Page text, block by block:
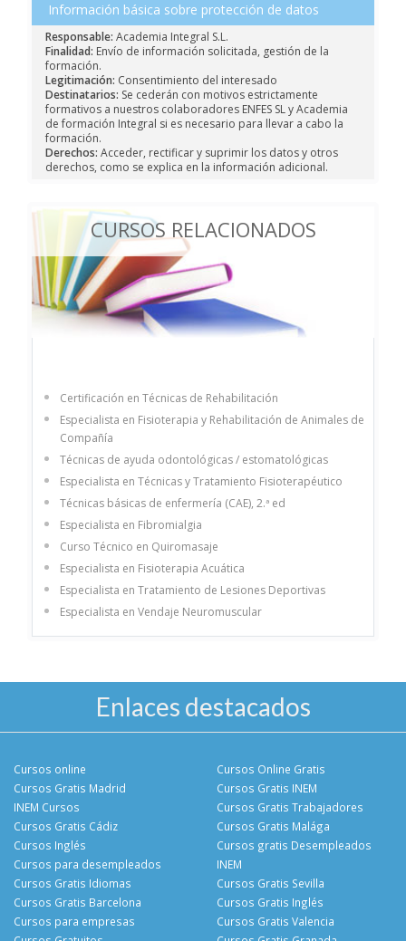
Información básica sobre protección de datos
Responsable: Academia Integral S.L.
Finalidad: Envío de información solicitada, gestión de la
formación.
Legitimación: Consentimiento del interesado
Destinatarios: Se cederán con motivos estrictamente
formativos a nuestros colaboradores ENFES SL y Academia
de formación Integral si es necesario para llevar a cabo la
formación.
Derechos: Acceder, rectificar y suprimir los datos y otros
derechos, como se explica en la información adicional.
CURSOS RELACIONADOS
Certificación en Técnicas de Rehabilitación
Especialista en Fisioterapia y Rehabilitación de Animales de
Compañía
Técnicas de ayuda odontológicas / estomatológicas
Especialista en Técnicas y Tratamiento Fisioterapéutico
Técnicas básicas de enfermería (CAE), 2.ª ed
Especialista en Fibromialgia
Curso Técnico en Quiromasaje
Especialista en Fisioterapia Acuática
Especialista en Tratamiento de Lesiones Deportivas
Especialista en Vendaje Neuromuscular
Enlaces destacados
Cursos online
Cursos Gratis Madrid
INEM Cursos
Cursos Gratis Cádiz
Cursos Online Gratis
Cursos Gratis INEM
Cursos Gratis Trabajadores
Cursos Gratis Malága
Cursos Inglés
Cursos para desempleados
Cursos Gratis Idiomas
Cursos Gratis Barcelona
Cursos gratis Desempleados
INEM
Cursos Gratis Sevilla
Cursos Gratis Inglés
Cursos para empresas
Cursos Gratis Valencia